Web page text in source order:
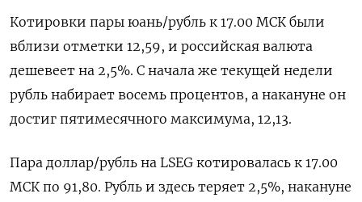
Котировки пары юань/рубль к 17.00 МСК были
вблизи отметки 12,59, и российская валюта
дешевеет на 2,5%. С начала же текущей недели
рубль набирает восемь процентов, а накануне он
достиг пятимесячного максимума, 12,13.
Пара доллар/рубль на LSEG котировалась к 17.00
МСК по 91,80. Рубль и здесь теряет 2,5%, накануне